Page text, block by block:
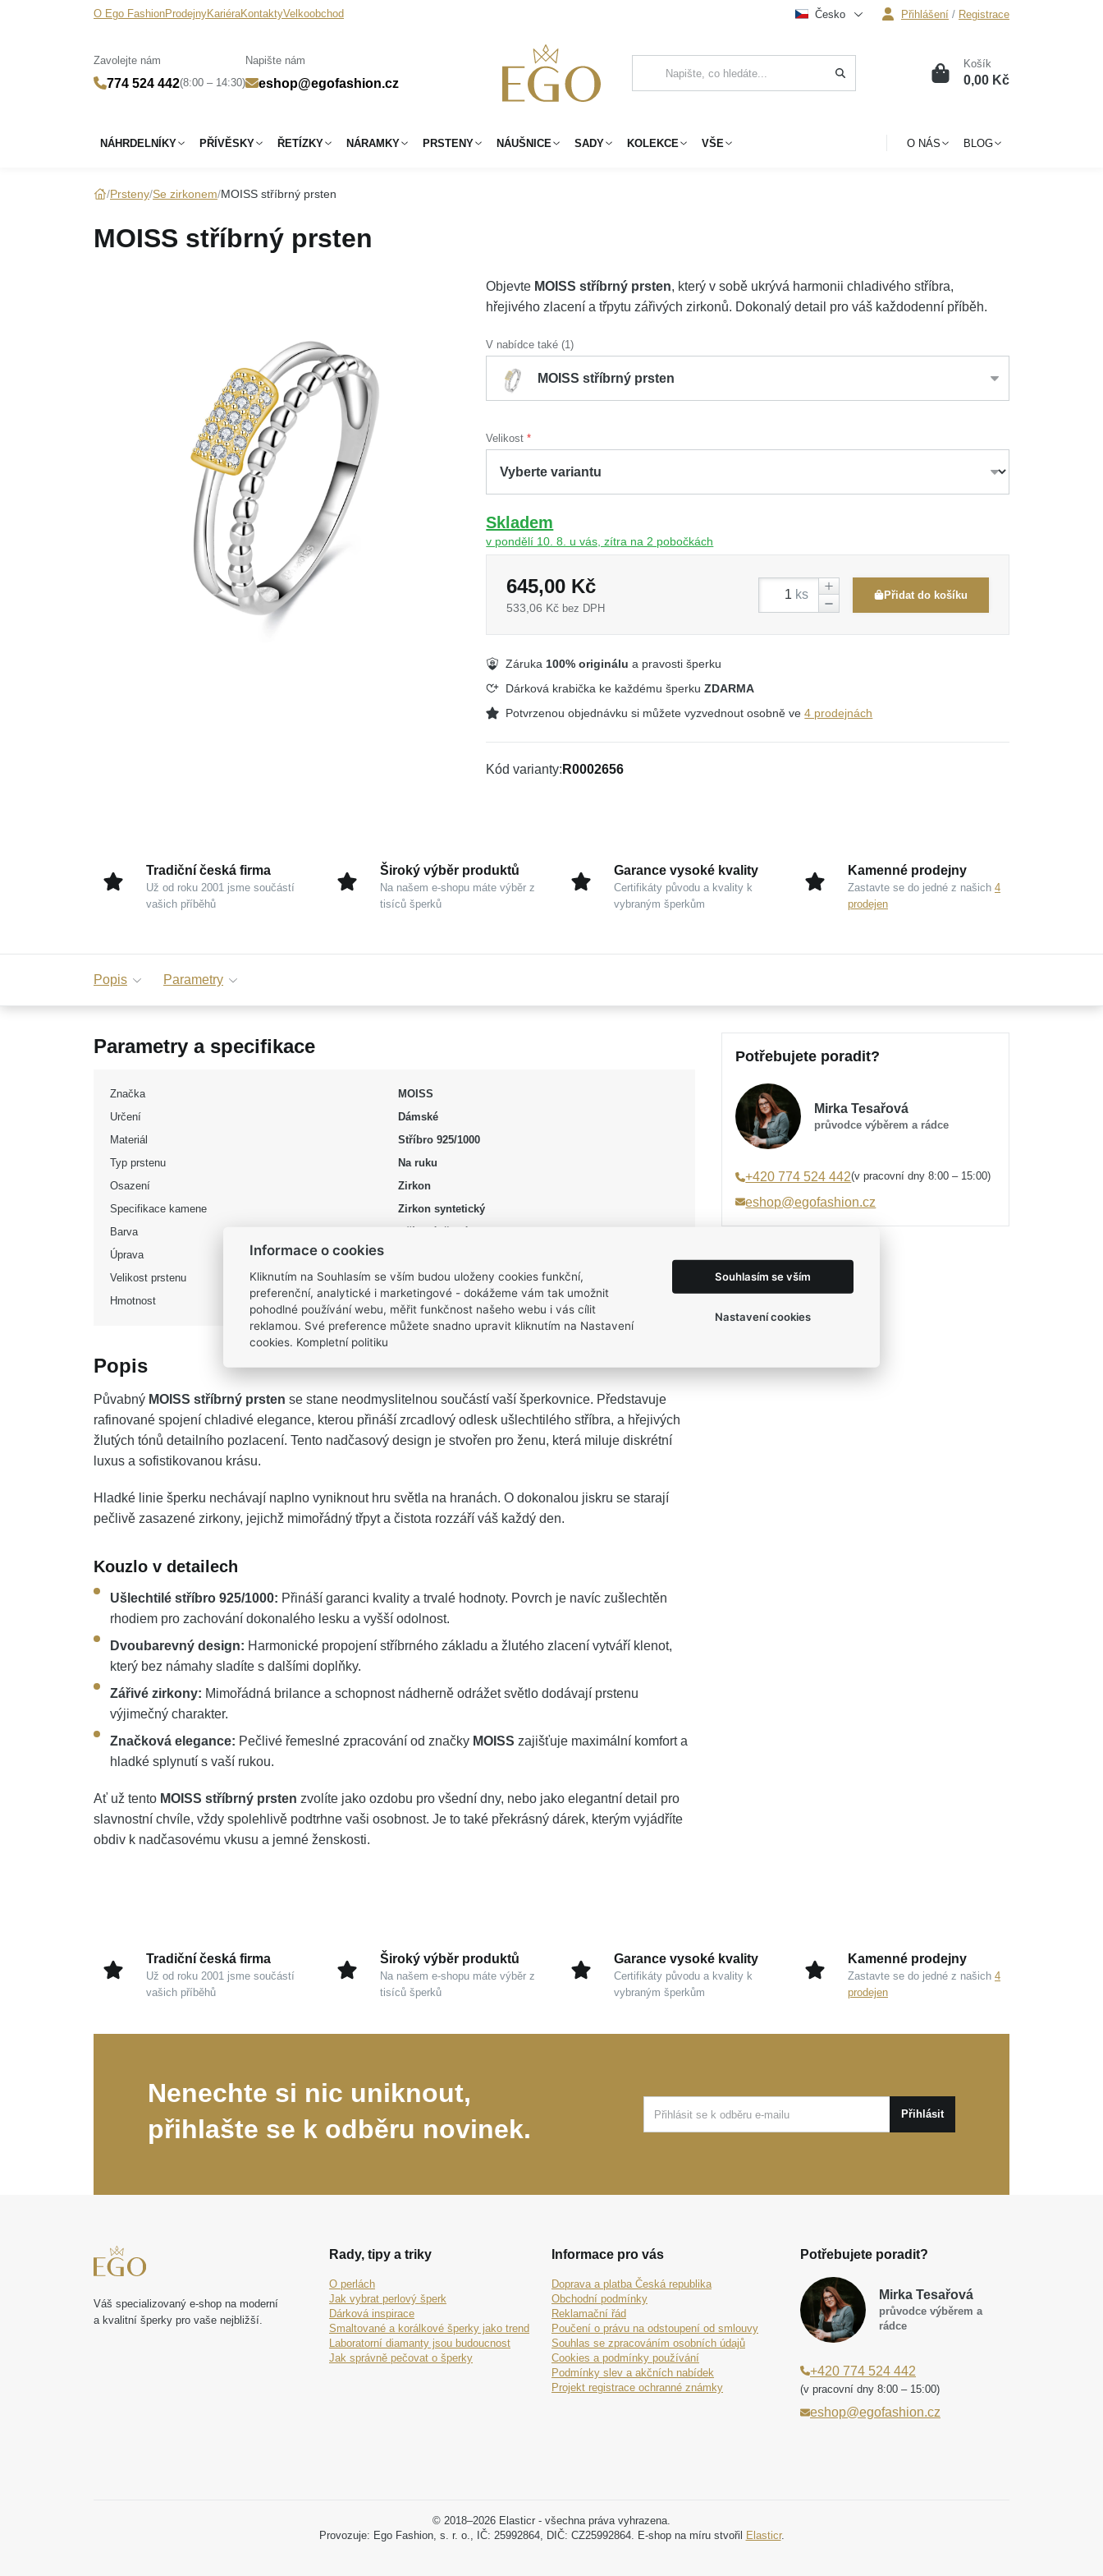
O Ego FashionProdejnyKariéraKontaktyVelkoobchod
Zavolejte nám
774 524 442(8:00 – 14:30)
Napište nám
eshop@egofashion.cz
Česko Přihlášení / Registrace
0 Košík
0,00 Kč
NÁHRDELNÍKY PŘÍVĚSKY ŘETÍZKY NÁRAMKY PRSTENY NÁUŠNICE SADY KOLEKCE VŠE O NÁS BLOG
Prsteny Se zirkonem MOISS stříbrný prsten
MOISS stříbrný prsten
Objevte MOISS stříbrný prsten, který v sobě ukrývá harmonii chladivého stříbra,
hřejivého zlacení a třpytu zářivých zirkonů. Dokonalý detail pro váš každodenní příběh.
V nabídce také (1)
MOISS stříbrný prsten
Velikost
Skladem
v pondělí 10. 8. u vás, zítra na 2 pobočkách
645,00 Kč
533,06 Kč bez DPH
ks Přidat do košíku
Záruka 100% originálu a pravosti šperku
Dárková krabička ke každému šperkuZDARMA
Potvrzenou objednávku si můžete vyzvednout osobně ve4 prodejnách
Kód varianty R0002656
Tradiční česká firma
Už od roku 2001 jsme součástí
vašich příběhů
Široký výběr produktů
Na našem e-shopu máte výběr z
tisíců šperků
Garance vysoké kvality
Certifikáty původu a kvality k
vybraným šperkům
Kamenné prodejny
Zastavte se do jedné z našich 4
prodejen
Popis Parametry
Parametry a specifikace
Značka
MOISS
Určení
Dámské
Materiál
Stříbro 925/1000
Typ prstenu
Na ruku
Osazení
Zirkon
Specifikace kamene
Zirkon syntetický
Barva
Úprava
Velikost prstenu
50, 52, 54, 56, 60
Hmotnost
1,85 g
Popis
Půvabný MOISS stříbrný prsten se stane neodmyslitelnou součástí vaší šperkovnice. Představuje
rafinované spojení chladivé elegance, kterou přináší zrcadlový odlesk ušlechtilého stříbra, a hřejivých
žlutých tónů detailního pozlacení. Tento nadčasový design je stvořen pro ženu, která miluje diskrétní
luxus a sofistikovanou krásu.
Hladké linie šperku nechávají naplno vyniknout hru světla na hranách. O dokonalou jiskru se starají
pečlivě zasazené zirkony, jejichž mimořádný třpyt a čistota rozzáří váš každý den.
Kouzlo v detailech
Ušlechtilé stříbro 925/1000: Přináší garanci kvality a trvalé hodnoty. Povrch je navíc zušlechtěn
rhodiem pro zachování dokonalého lesku a vyšší odolnost.
Dvoubarevný design: Harmonické propojení stříbrného základu a žlutého zlacení vytváří klenot,
který bez námahy sladíte s dalšími doplňky.
Zářivé zirkony: Mimořádná brilance a schopnost nádherně odrážet světlo dodávají prstenu
výjimečný charakter.
Značková elegance: Pečlivé řemeslné zpracování od značky MOISS zajišťuje maximální komfort a
hladké splynutí s vaší rukou.
Ať už tento MOISS stříbrný prsten zvolíte jako ozdobu pro všední dny, nebo jako elegantní detail pro
slavnostní chvíle, vždy spolehlivě podtrhne vaši osobnost. Je to také překrásný dárek, kterým vyjádříte
obdiv k nadčasovému vkusu a jemné ženskosti.
Potřebujete poradit?
Mirka Tesařová
průvodce výběrem a rádce
+420 774 524 442(v pracovní dny 8:00 – 15:00)
eshop@egofashion.cz
Tradiční česká firma
Už od roku 2001 jsme součástí
vašich příběhů
Široký výběr produktů
Na našem e-shopu máte výběr z
tisíců šperků
Garance vysoké kvality
Certifikáty původu a kvality k
vybraným šperkům
Kamenné prodejny
Zastavte se do jedné z našich 4
prodejen
Nenechte si nic uniknout,
přihlašte se k odběru novinek.
Přihlásit
Váš specializovaný e-shop na moderní
a kvalitní šperky pro vaše nejbližší.
Rady, tipy a triky
O perlách
Jak vybrat perlový šperk
Dárková inspirace
Smaltované a korálkové šperky jako trend
Laboratorní diamanty jsou budoucnost
Jak správně pečovat o šperky
Informace pro vás
Doprava a platba Česká republika
Obchodní podmínky
Reklamační řád
Poučení o právu na odstoupení od smlouvy
Souhlas se zpracováním osobních údajů
Cookies a podmínky používání
Podmínky slev a akčních nabídek
Projekt registrace ochranné známky
Potřebujete poradit?
Mirka Tesařová
průvodce výběrem a
rádce
+420 774 524 442
(v pracovní dny 8:00 – 15:00)
eshop@egofashion.cz
© 2018–2026 Elasticr - všechna práva vyhrazena.
Provozuje: Ego Fashion, s. r. o., IČ: 25992864, DIČ: CZ25992864. E-shop na míru stvořil
Elasticr.
Informace o cookies
Kliknutím na Souhlasím se vším budou uloženy cookies funkční,
preferenční, analytické i marketingové - dokážeme vám tak umožnit
pohodlné používání webu, měřit funkčnost našeho webu i vás cílit
reklamou. Své preference můžete snadno upravit kliknutím na Nastavení
cookies. Kompletní politiku
Souhlasím se vším
Nastavení cookies